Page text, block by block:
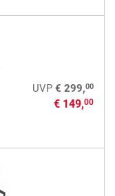
UVP € 299,00
€ 149,00